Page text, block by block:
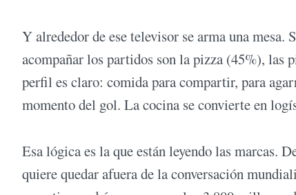
Y alrededor de ese televisor se arma una
acompañar los partidos son la pizza (45%), las
perfil es claro: comida para compartir, para
momento del gol. La cocina se convierte en
Esa lógica es la que están leyendo las marcas.
quiere quedar afuera de la conversación